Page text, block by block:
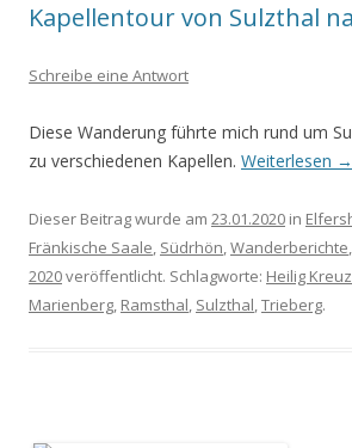
Kapellentour von Sulzthal
Schreibe eine Antwort
Diese Wanderung führte mich rund um
zu verschiedenen Kapellen. Weiterlesen →
Dieser Beitrag wurde am 23.01.2020 in
Fränkische Saale, Südrhön,Wanderberichte,
2020veröffentlicht. Schlagworte: Heilig
Marienberg, Ramsthal, Sulzthal,Trieberg.